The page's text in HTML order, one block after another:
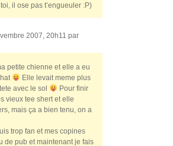
il ose pas t’engueuler :P)
2007, 20h11 par
petite chienne et elle a eu
Elle levait meme plus
avec le sol
Pour finir
vieux tee shert et elle
mais ça a bien tenu, on a
trop fan et mes copines
de pub et maintenant je fais